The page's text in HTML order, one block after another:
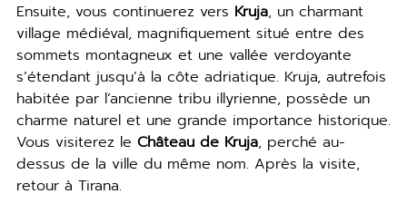
Ensuite, vous continuerez vers Kruja, un charmant
village médiéval, magnifiquement situé entre des
sommets montagneux et une vallée verdoyante
s’étendant jusqu’à la côte adriatique. Kruja, autrefois
habitée par l’ancienne tribu illyrienne, possède un
charme naturel et une grande importance historique.
Vous visiterez le Château de Kruja, perché au-
dessus de la ville du même nom. Après la visite,
retour à Tirana.